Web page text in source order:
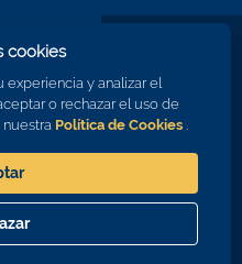
de la RAC
cookies
experiencia y analizar el
o rechazar el uso de
nuestra Política de Cookies .